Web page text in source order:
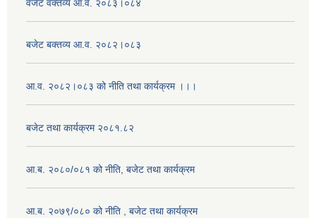
वजेट वक्तव्य आ.व. २०८३।०८४
बजेट बक्तव्य आ.व. २०८२।०८३
आ.व. २०८२।०८३ को नीति तथा कार्यक्रम ।।।
बजेट तथा कार्यक्रम २०८१.८२
आ.ब. २०८०/०८१ को नीति, बजेट तथा कार्यक्रम
आ.ब. २०७९/०८० को नीति , बजेट तथा कार्यक्रम